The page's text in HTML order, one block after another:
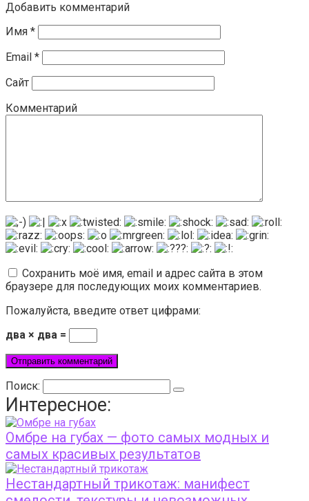
Добавить комментарий
Имя *
Email *
Сайт
Комментарий
Сохранить моё имя, email и адрес сайта в этом
браузере для последующих моих комментариев.
Пожалуйста, введите ответ цифрами:
два × два =
Поиск:
Интересное:
Омбре на губах — фото самых модных и
самых красивых результатов
Нестандартный трикотаж: манифест